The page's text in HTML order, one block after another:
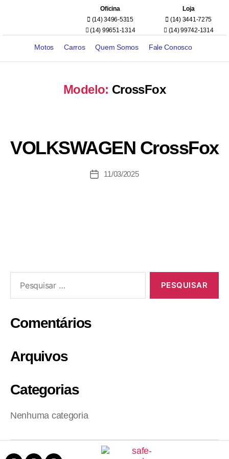
Oficina
(14) 3496-5315
(14) 99651-1314
Loja
(14) 3441-7275
(14) 99742-1314
Motos Carros Quem Somos Fale Conosco
Modelo: CrossFox
VOLKSWAGEN CrossFox
11/03/2025
Comentários
Arquivos
Categorias
Nenhuma categoria